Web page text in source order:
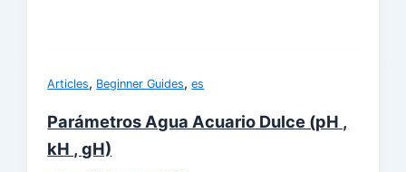
Articles, Beginner Guides,es
Parámetros Agua Acuario Dulce (pH ,
kH , gH)